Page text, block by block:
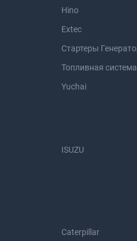
Hino
Extec
Стартеры
Топливная система
Yuchai
ISUZU
Caterpillar